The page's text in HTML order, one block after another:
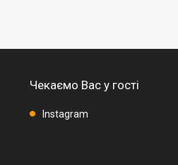
Чекаємо Вас у гості
Instagram